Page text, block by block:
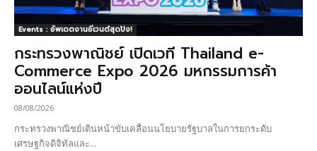
Events : อัพเดตงานอีเวนต์สุดปัง!
กระทรวงพาณิชย์ เปิดเวที Thailand e-
Commerce Expo 2026 มหกรรมการค้า
ออนไลน์แห่งปี
08/08/2026
กระทรวงพาณิชย์เดินหน้าขับเคลื่อนนโยบายรัฐบาลในการยกระดับ
เศรษฐกิจดิจิทัลและ...